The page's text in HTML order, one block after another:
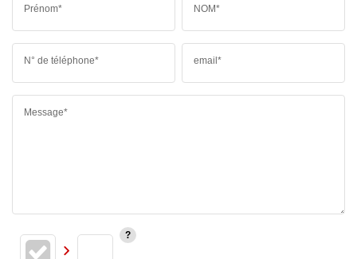
Prénom* NOM*
N° de téléphone* email*
Message*